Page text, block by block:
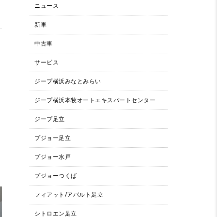
ニュース
新車
中古車
サービス
ジープ横浜みなとみらい
ジープ横浜本牧オートエキスパートセンター
ジープ足立
プジョー足立
プジョー水戸
プジョーつくば
フィアット/アバルト足立
シトロエン足立